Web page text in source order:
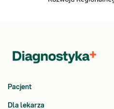
Pacjent
Dla lekarza